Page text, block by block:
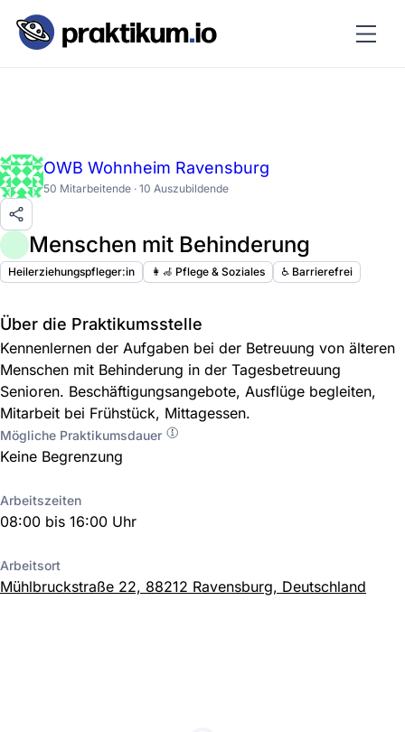
OWB Wohnheim Ravensburg
50 Mitarbeitende · 10 Auszubildende
Menschen mit Behinderung
Heilerziehungspfleger:in 👩‍🦽 Pflege & Soziales ♿️ Barrierefrei
Über die Praktikumsstelle
Kennenlernen der Aufgaben bei der Betreuung von älteren
Menschen mit Behinderung in der Tagesbetreuung
Senioren. Beschäftigungsangebote, Ausflüge begleiten,
Mitarbeit bei Frühstück, Mittagessen.
Mögliche Praktikumsdauer
Keine Begrenzung
Arbeitszeiten
08:00 bis 16:00 Uhr
Arbeitsort
Mühlbruckstraße 22, 88212 Ravensburg, Deutschland